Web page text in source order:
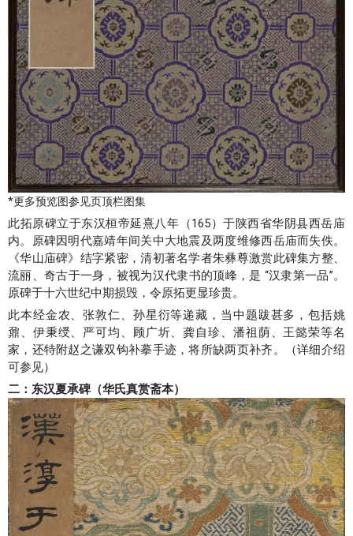
*更多预览图参见页顶栏图集
此拓原碑立于东汉桓帝延熹八年（165）于陕西省华阴县西岳庙
内。原碑因明代嘉靖年间关中大地震及两度维修西岳庙而失佚。
《华山庙碑》结字紧密，清初著名学者朱彝尊激赏此碑集方整、
流丽、奇古于一身，被视为汉代隶书的顶峰，是 “汉隶第一品”。
原碑于十六世纪中期损毁，令原拓更显珍贵。
此本经金农、张敦仁、孙星衍等递藏，当中题跋甚多，包括姚
鼐、伊秉绶、严可均、顾广圻、龚自珍、潘祖荫、王懿荣等名
家，还特附赵之谦双钩补摹手迹，将所缺两页补齐。（详细介绍
可参见）
二：东汉夏承碑（华氏真赏斋本）